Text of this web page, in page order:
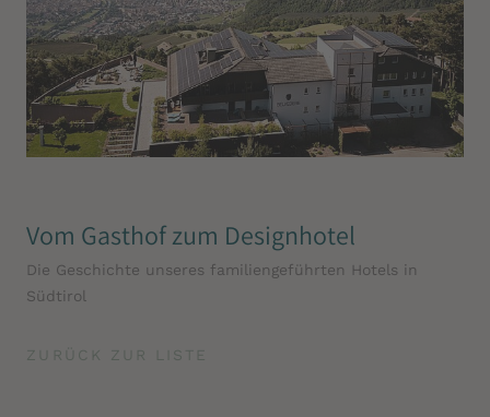
Vom Gasthof zum Designhotel
Die Geschichte unseres familiengeführten Hotels in
Südtirol
ZURÜCK ZUR LISTE